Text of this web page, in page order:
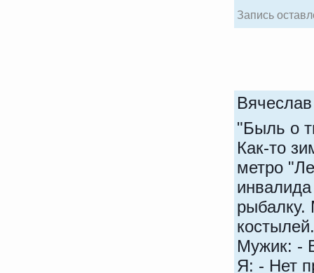
Запись
"Быль о
Как-то
метро
рыбалку.
Мужик: -
Я: - Нет